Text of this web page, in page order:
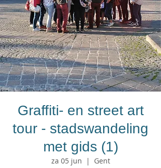
Graffiti- en street art
tour - stadswandeling
met gids (1)
za 05 jun
  |
Gent